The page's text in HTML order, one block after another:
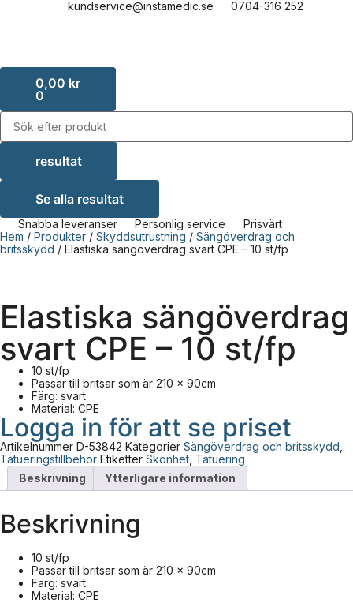
kundservice@instamedic.se 0704-316 252
0,00 kr
0
resultat
Se alla resultat
Snabba leveranser Personlig service
Prisvärt
Hem / Produkter / Skyddsutrustning / Sängöverdrag och
britsskydd / Elastiska sängöverdrag svart CPE – 10 st/fp
Elastiska sängöverdrag
svart CPE – 10 st/fp
10 st/fp
Passar till britsar som är 210 x 90cm
Färg: svart
Material: CPE
Logga in för att se priset
Artikelnummer D-53842 Kategorier Sängöverdrag och britsskydd
Tatueringstillbehör Etiketter Skönhet Tatuering
Beskrivning
Ytterligare information
Beskrivning
10 st/fp
Passar till britsar som är 210 x 90cm
Färg: svart
Material: CPE